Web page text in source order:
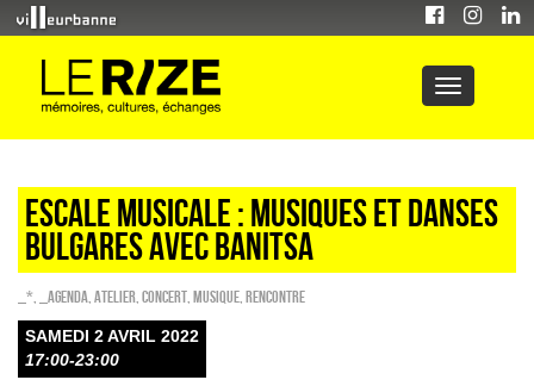
ESCALE MUSICALE : Musiques et danses
bulgares avec Banitsa
_* _Agenda Atelier Concert Musique Rencontre
SAMEDI 2 AVRIL 2022
17:00-23:00